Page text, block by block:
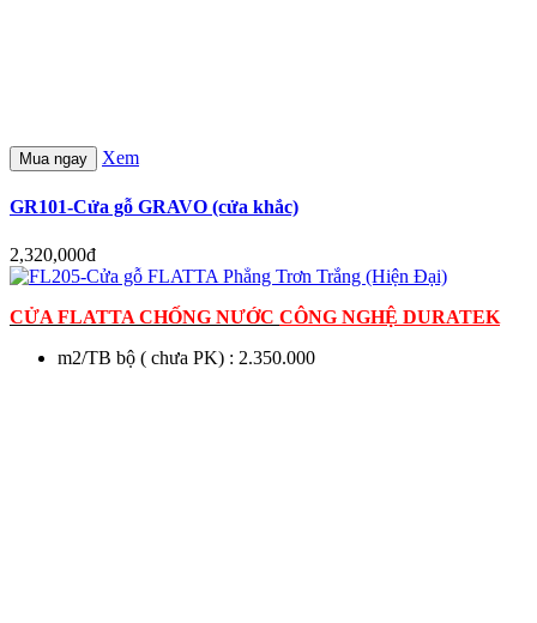
Mua ngay Xem
GR101-Cửa gỗ GRAVO (cửa khắc)
2,320,000đ
CỬA FLATTA CHỐNG NƯỚC CÔNG NGHỆ DURATEK
m2/TB bộ ( chưa PK) : 2.350.000